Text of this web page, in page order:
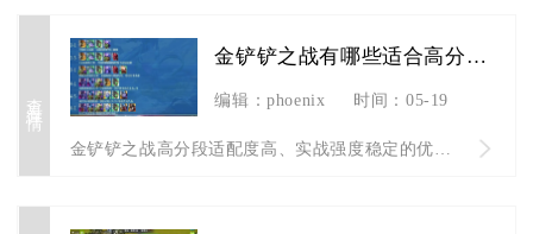
查看详情
金铲铲之战有哪些适合高分段玩家的优秀阵容
编辑：phoenix 时间：05-19